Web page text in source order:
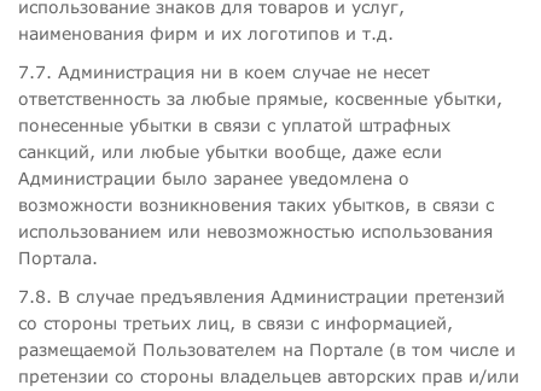
использование знаков для товаров и услуг,
наименования фирм и их логотипов и т.д.
7.7. Администрация ни в коем случае не несет
ответственность за любые прямые, косвенные убытки,
понесенные убытки в связи с уплатой штрафных
санкций, или любые убытки вообще, даже если
Администрации было заранее уведомлена о
возможности возникновения таких убытков, в связи с
использованием или невозможностью использования
Портала.
7.8. В случае предъявления Администрации претензий
со стороны третьих лиц, в связи с информацией,
размещаемой Пользователем на Портале (в том числе и
претензии со стороны владельцев авторских прав и/или